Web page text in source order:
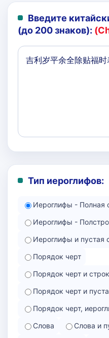
Введите
(до 200 знаков):
Тип иероглифов:
Иероглифы - Полная
Иероглифы -
Иероглифы и пустая
Порядок черт
Порядок черт и
Порядок черт и
Порядок черт,
Слова
Слова и